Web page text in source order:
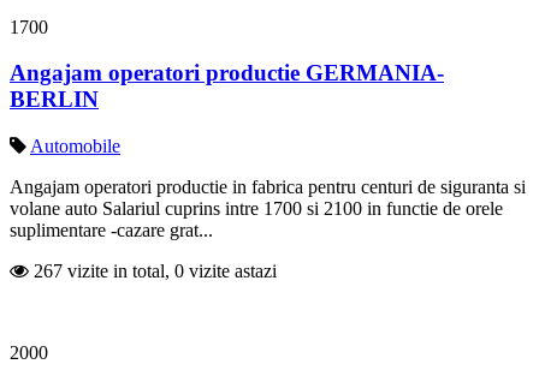
1700
Angajam operatori productie GERMANIA-
BERLIN
Automobile
Angajam operatori productie in fabrica pentru centuri de siguranta si
volane auto Salariul cuprins intre 1700 si 2100 in functie de orele
suplimentare -cazare grat...
267 vizite in total, 0 vizite astazi
2000